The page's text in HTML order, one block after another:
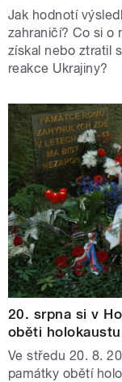
Jak hodnotí
zahraničí? Co si o
získal nebo ztratil
reakce Ukrajiny?
20. srpna si v
oběti
Ve středu 20. 8.
památky obětí